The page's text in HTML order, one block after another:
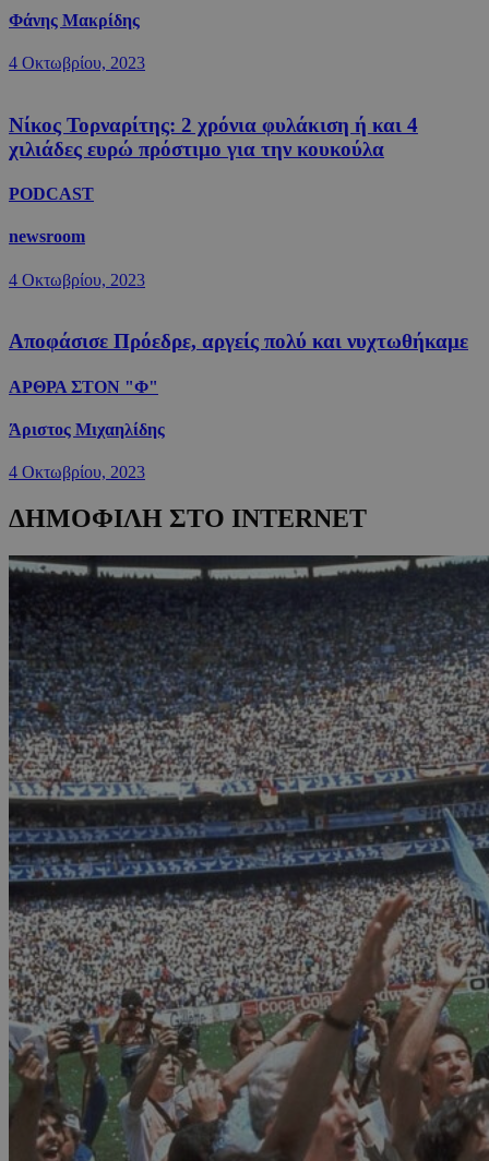
Φάνης Μακρίδης
4 Οκτωβρίου, 2023
Νίκος Τορναρίτης: 2 χρόνια φυλάκιση ή και 4
χιλιάδες ευρώ πρόστιμο για την κουκούλα
PODCAST
newsroom
4 Οκτωβρίου, 2023
Αποφάσισε Πρόεδρε, αργείς πολύ και νυχτωθήκαμε
ΑΡΘΡΑ ΣΤΟΝ "Φ"
Άριστος Μιχαηλίδης
4 Οκτωβρίου, 2023
ΔΗΜΟΦΙΛΗ ΣΤΟ INTERNET